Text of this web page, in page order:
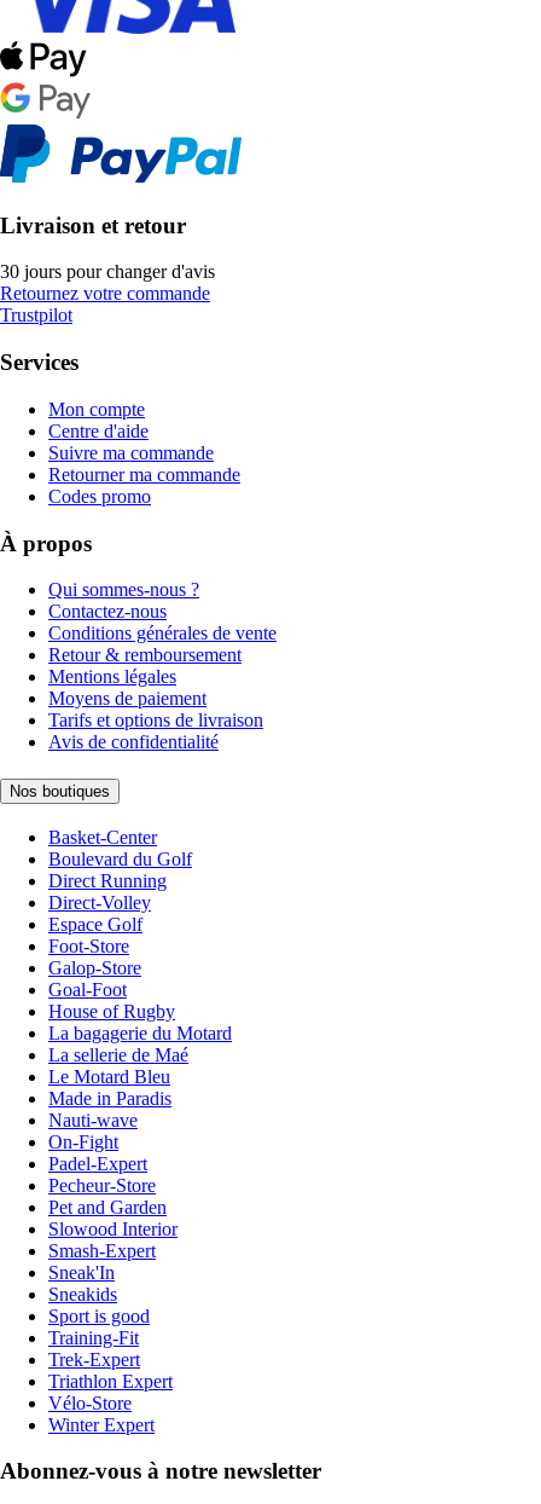
Livraison et retour
30 jours pour changer d'avis
Retournez votre commande
Trustpilot
Services
Mon compte
Centre d'aide
Suivre ma commande
Retourner ma commande
Codes promo
À propos
Qui sommes-nous ?
Contactez-nous
Conditions générales de vente
Retour & remboursement
Mentions légales
Moyens de paiement
Tarifs et options de livraison
Avis de confidentialité
Nos boutiques
Basket-Center
Boulevard du Golf
Direct Running
Direct-Volley
Espace Golf
Foot-Store
Galop-Store
Goal-Foot
House of Rugby
La bagagerie du Motard
La sellerie de Maé
Le Motard Bleu
Made in Paradis
Nauti-wave
On-Fight
Padel-Expert
Pecheur-Store
Pet and Garden
Slowood Interior
Smash-Expert
Sneak'In
Sneakids
Sport is good
Training-Fit
Trek-Expert
Triathlon Expert
Vélo-Store
Winter Expert
Abonnez-vous à notre newsletter